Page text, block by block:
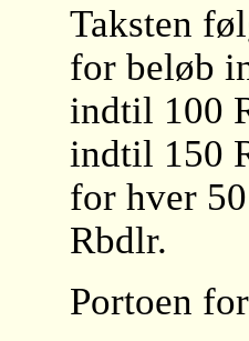
Taksten
for beløb
indtil 100
indtil 150
for hver
Rbdlr.
Portoen